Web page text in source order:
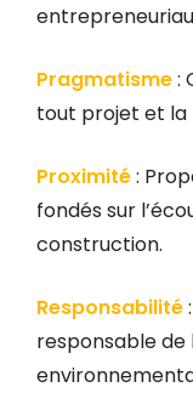
Pragmatisme:
tout projet et la
Proximité:
fondés sur
construction.
Responsabilité
responsable de